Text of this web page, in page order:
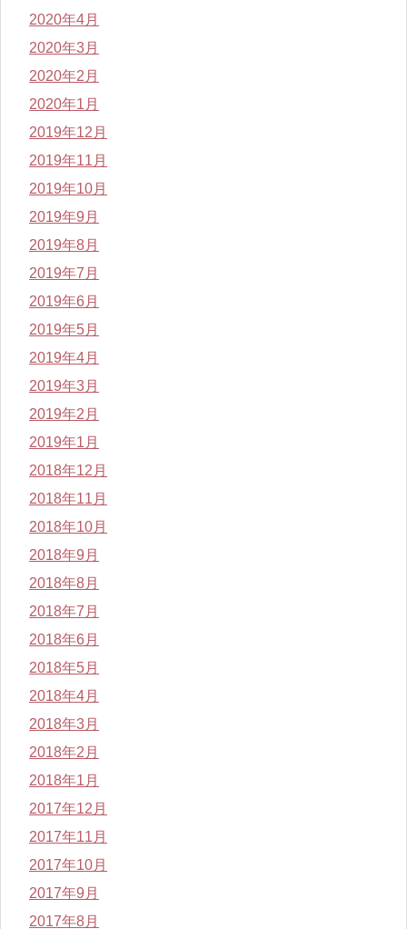
2020年4月
2020年3月
2020年2月
2020年1月
2019年12月
2019年11月
2019年10月
2019年9月
2019年8月
2019年7月
2019年6月
2019年5月
2019年4月
2019年3月
2019年2月
2019年1月
2018年12月
2018年11月
2018年10月
2018年9月
2018年8月
2018年7月
2018年6月
2018年5月
2018年4月
2018年3月
2018年2月
2018年1月
2017年12月
2017年11月
2017年10月
2017年9月
2017年8月